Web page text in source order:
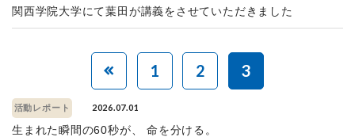
関西学院大学にて葉田が講義をさせていただきました
1 2 3
活動レポート 2026.07.01
生まれた瞬間の60秒が、 命を分ける。